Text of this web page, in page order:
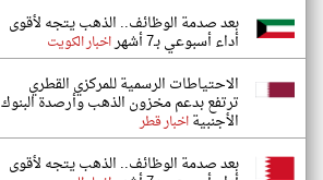
بعد صدمة الوظائف.. الذهب يتجه لأقوى
أداء أسبوعي بـ7 أشهر اخبار الكويت
الاحتياطات الرسمية للمركزي القطري
ترتفع بدعم مخزون الذهب وأرصدة البنوك
الأجنبيةاخبار قطر
بعد صدمة الوظائف.. الذهب يتجه لأقوى